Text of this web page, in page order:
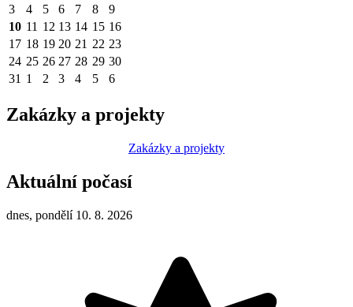
3
4 5 6 7 8
9
10 11 12 13 14 15 16
17 18 19 20 21 22 23
24 25 26 27 28 29 30
31 1 2 3 4 5 6
Zakázky a projekty
Zakázky a projekty
Aktuální počasí
dnes, pondělí 10. 8. 2026